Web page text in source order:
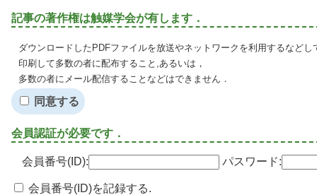
記事の著作権は触媒学会が有します．
ダウンロードしたPDFファイルを放送やネットワークを利用するなど
印刷して多数の者に配布すること,あるいは，
多数の者にメール配信することなどはできません．
同意する
会員認証が必要です．
会員番号(ID): パスワード:
会員番号(ID)を記録する.